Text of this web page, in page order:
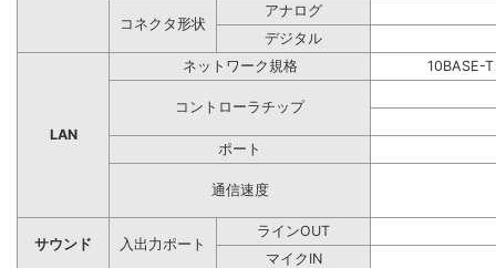
コネクタ形状
アナログ
デジタル
LAN
ネットワーク規格 10BASE-
コントローラチップ
ポート
通信速度
サウンド 入出力ポート
ラインOUT
マイクIN